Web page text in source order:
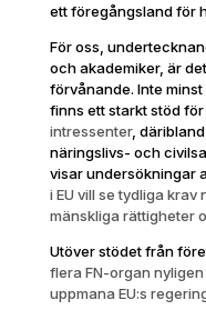
ett föregångsland för
För oss,
och akademiker, är
förvånande. Inte
finns ett starkt stöd
intressenter, däribland
näringslivs- och
visar undersökningar
i EU vill se tydliga
mänskliga rättigheter
Utöver stödet från
flera FN-organ
uppmana EU:s